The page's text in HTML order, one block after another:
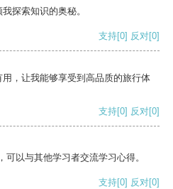
探索知识的奥秘。
支持[0] 反对[0]
，让我能够享受到高品质的旅行体
支持[0] 反对[0]
以与其他学习者交流学习心得。
支持[0] 反对[0]